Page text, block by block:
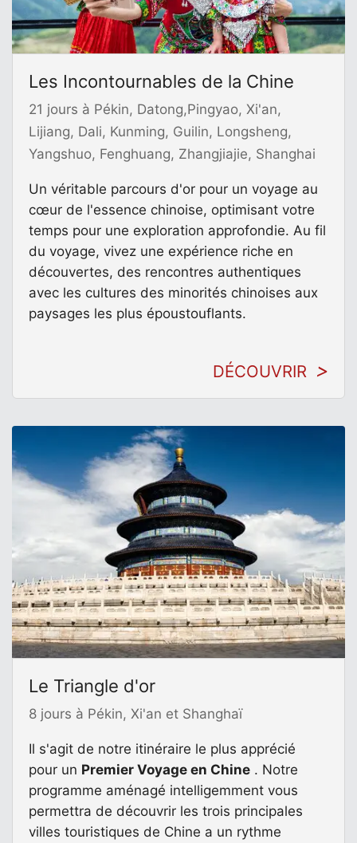
Les Incontournables de la Chine
21 jours à Pékin, Datong,Pingyao, Xi'an,
Lijiang, Dali, Kunming, Guilin, Longsheng,
Yangshuo, Fenghuang, Zhangjiajie, Shanghai
Un véritable parcours d'or pour un voyage au
cœur de l'essence chinoise, optimisant votre
temps pour une exploration approfondie. Au fil
du voyage, vivez une expérience riche en
découvertes, des rencontres authentiques
avec les cultures des minorités chinoises aux
paysages les plus époustouflants.
DÉCOUVRIR
Le Triangle d'or
8 jours à Pékin, Xi'an et Shanghaï
Il s'agit de notre itinéraire le plus apprécié
pour un Premier Voyage en Chine . Notre
programme aménagé intelligemment vous
permettra de découvrir les trois principales
villes touristiques de Chine a un rythme